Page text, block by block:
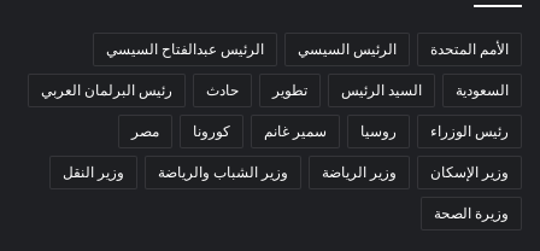
الأمم المتحدة الرئيس السيسي الرئيس عبدالفتاح السيسي
السعودية السيد الرئيس تطوير حادث رئيس البرلمان العربي
رئيس الوزراء روسيا سمير غانم كورونا مصر
وزير الإسكان وزير الرياضة وزير الشباب والرياضة وزير النقل
وزيرة الصحة